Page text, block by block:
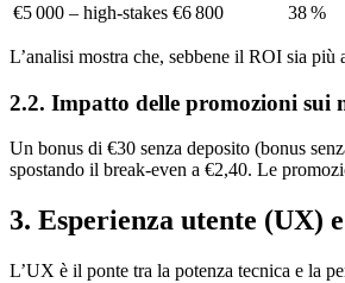
€5 000 – high‑stakes €6 800 38 %
L’analisi mostra che, sebbene il ROI sia
2.2. Impatto delle promozioni
Un bonus di €30 senza deposito (bonus
spostando il break‑even a €2,40. Le
3. Esperienza utente (UX)
L’UX è il ponte tra la potenza tecnica e la